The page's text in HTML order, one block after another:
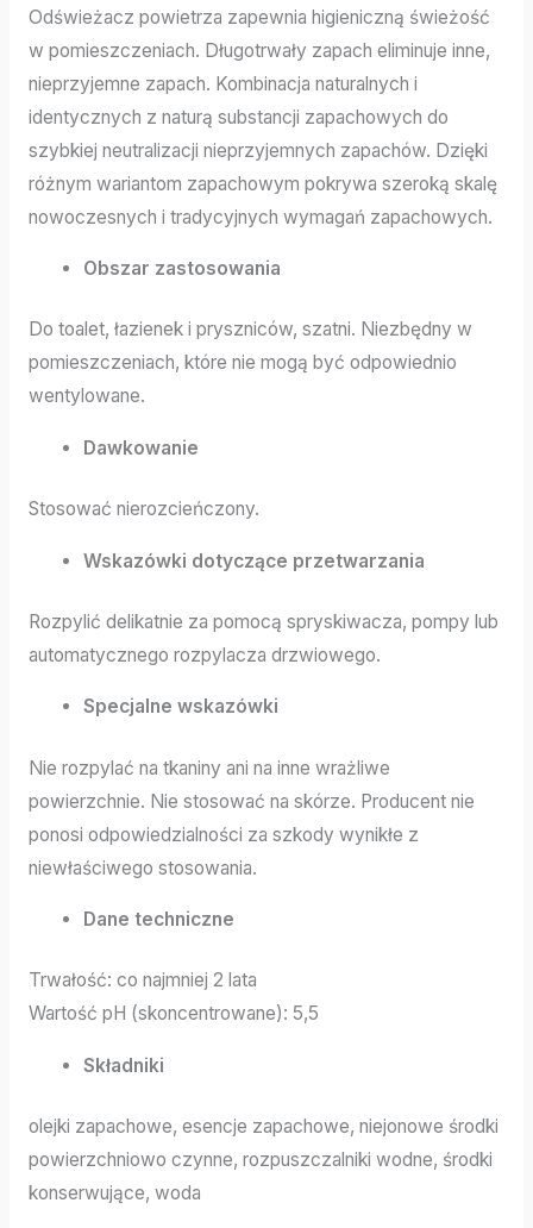
Odświeżacz powietrza zapewnia higieniczną świeżość
w pomieszczeniach. Długotrwały zapach eliminuje inne,
nieprzyjemne zapach. Kombinacja naturalnych i
identycznych z naturą substancji zapachowych do
szybkiej neutralizacji nieprzyjemnych zapachów. Dzięki
różnym wariantom zapachowym pokrywa szeroką skalę
nowoczesnych i tradycyjnych wymagań zapachowych.
Obszar zastosowania
Do toalet, łazienek i pryszniców, szatni. Niezbędny w
pomieszczeniach, które nie mogą być odpowiednio
wentylowane.
Dawkowanie
Stosować nierozcieńczony.
Wskazówki dotyczące przetwarzania
Rozpylić delikatnie za pomocą spryskiwacza, pompy lub
automatycznego rozpylacza drzwiowego.
Specjalne wskazówki
Nie rozpylać na tkaniny ani na inne wrażliwe
powierzchnie. Nie stosować na skórze. Producent nie
ponosi odpowiedzialności za szkody wynikłe z
niewłaściwego stosowania.
Dane techniczne
Trwałość: co najmniej 2 lata
Wartość pH (skoncentrowane): 5,5
Składniki
olejki zapachowe, esencje zapachowe, niejonowe środki
powierzchniowo czynne, rozpuszczalniki wodne, środki
konserwujące, woda